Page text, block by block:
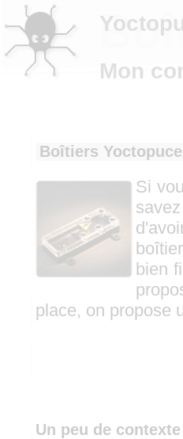
Boîtiers
Si
bien
place, on propose
Un peu de contexte
Mon